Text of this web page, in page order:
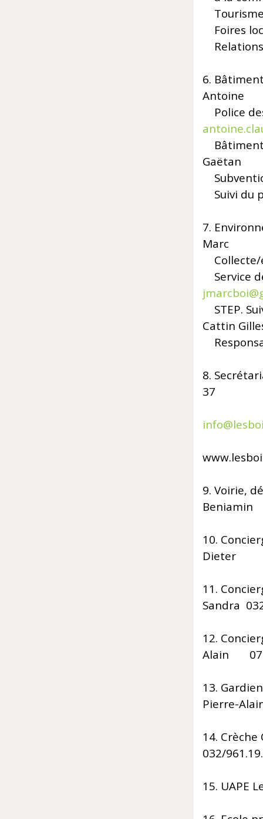
Foires
Relations
6.
Antoine
Police
Gaëtan
Suivi du
7.
Marc
Service
STEP.
Cattin
8.
37
9.
10.
Dieter
11.
Sandra
12.
Alain
13.
Pierre-
14.
032/
15.